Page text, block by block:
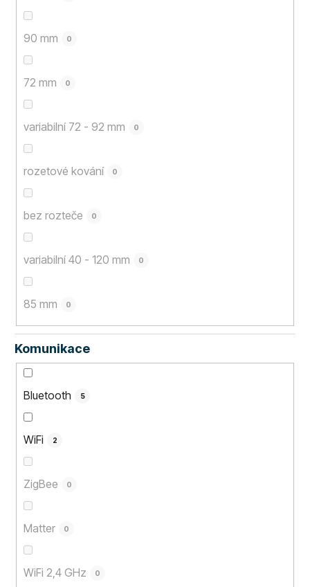
90 mm 0
72 mm 0
variabilní 72 - 92 mm 0
rozetové kování 0
bez rozteče 0
variabilní 40 - 120 mm 0
85 mm 0
Komunikace
Bluetooth 5
WiFi 2
ZigBee 0
Matter 0
WiFi 2,4 GHz 0